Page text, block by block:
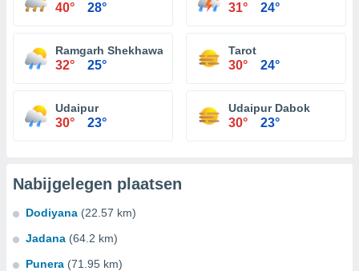
40° 28° 31° 24°
Ramgarh Shekhawati
32° 25°
Tarot
30° 24°
Udaipur
30° 23°
Udaipur Dabok
30° 23°
Nabijgelegen plaatsen
Dodiyana (22.57 km)
Jadana (64.2 km)
Punera (71.95 km)